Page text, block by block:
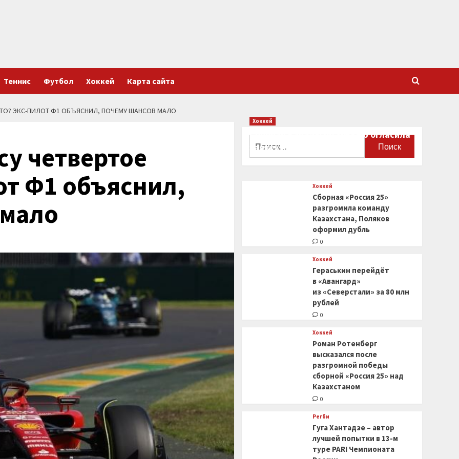
Теннис Футбол Хоккей Карта сайта
ЭКС-ПИЛОТ Ф1 ОБЪЯСНИЛ, ПОЧЕМУ ШАНСОВ МАЛО
четвертое
Ф1 объяснил,
Хоккей
Сборная Канады по хоккею огласила
заявку на чемпионат мира
Хоккей
Сборная «Россия 25»
разгромила команду
Казахстана, Поляков
оформил дубль
0
Хоккей
Гераськин перейдёт
в «Авангард»
из «Северстали» за 80 млн
рублей
0
Хоккей
Роман Ротенберг
высказался после
разгромной победы
сборной «Россия 25» над
Казахстаном
0
Регби
Гуга Хантадзе – автор
лучшей попытки в 13-м
туре PARI Чемпионата